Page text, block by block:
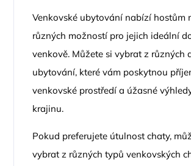
Venkovské ubytování nabízí hostům
různých možností pro jejich ideální
venkově. Můžete si vybrat z různých
ubytování, které vám poskytnou
venkovské prostředí a úžasné
krajinu.
Pokud preferujete útulnost chaty,
vybrat z různých typů venkovských